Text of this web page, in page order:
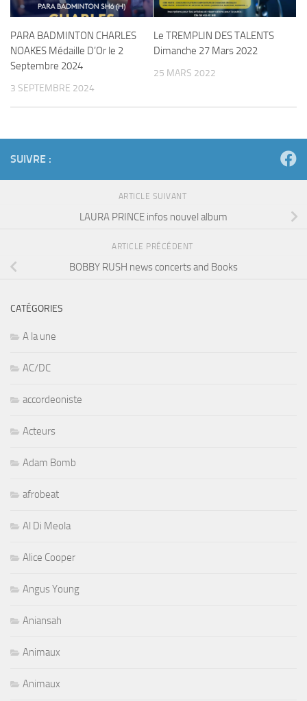
PARA BADMINTON CHARLES
NOAKES Médaille D’Or le 2
Septembre 2024
3 SEPTEMBRE 2024
Le TREMPLIN DES TALENTS
Dimanche 27 Mars 2022
25 MARS 2022
SUIVRE :
ARTICLE SUIVANT
LAURA PRINCE infos nouvel album
ARTICLE PRÉCÉDENT
BOBBY RUSH news concerts and Books
CATÉGORIES
A la une
AC/DC
accordeoniste
Acteurs
Adam Bomb
afrobeat
Al Di Meola
Alice Cooper
Angus Young
Aniansah
Animaux
Animaux